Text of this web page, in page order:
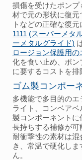
損傷を受けたポン
材で元の形状に復
トなどの正確な復元
1111 (スーパーメタ
ーメタルグライド)
ロージョン保護用
化を食い止め、ポ
に要するコストを排
ゴム製コンポー
多機能で多目的の
ライト、コンベア
製コンポーネントに
長持ちする補修が可
耐衝撃性の素材は
き、常温で硬化し
ん。